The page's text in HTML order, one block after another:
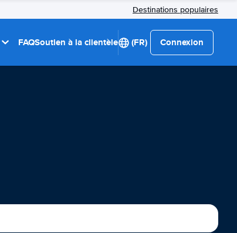
Destinations populaires
FAQSoutien à la clientèle (FR) Connexion